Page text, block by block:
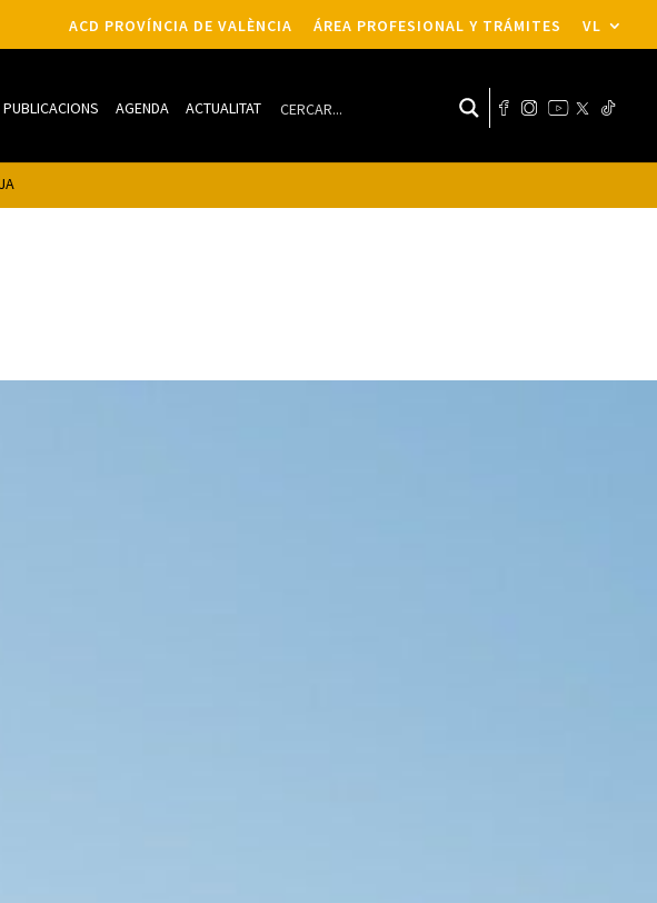
ACD PROVÍNCIA DE VALÈNCIA ÁREA PROFESIONAL Y TRÁMITES VL
PUBLICACIONS AGENDA ACTUALITAT